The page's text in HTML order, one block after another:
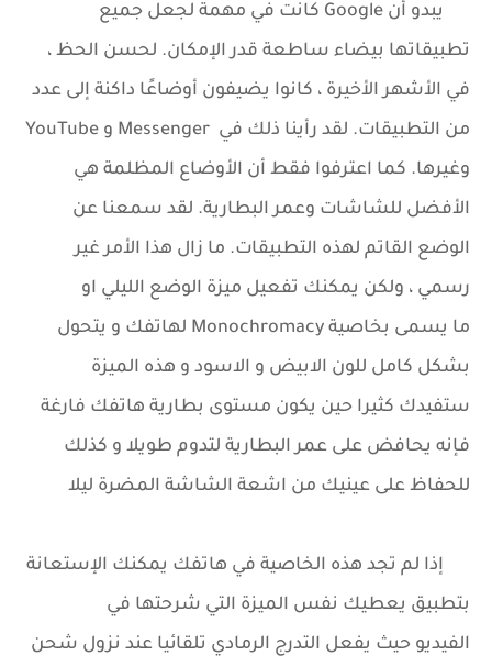
يبدو أن Google كانت في مهمة لجعل جميع
تطبيقاتها بيضاء ساطعة قدر الإمكان. لحسن الحظ ،
في الأشهر الأخيرة ، كانوا يضيفون أوضاعًا داكنة إلى عدد
من التطبيقات. لقد رأينا ذلك في Messenger و YouTube
وغيرها. كما اعترفوا فقط أن الأوضاع المظلمة هي
الأفضل للشاشات وعمر البطارية. لقد سمعنا عن
الوضع القاتم لهذه التطبيقات. ما زال هذا الأمر غير
رسمي ، ولكن يمكنك تفعيل ميزة الوضع الليلي او
ما يسمى بخاصية Monochromacy لهاتفك و يتحول
بشكل كامل للون الابيض و الاسود و هذه الميزة
ستفيدك كثيرا حين يكون مستوى بطارية هاتفك فارغة
فإنه يحافض على عمر البطارية لتدوم طويلا و كذلك
للحفاظ على عينيك من اشعة الشاشة المضرة ليلا
إذا لم تجد هذه الخاصية في هاتفك يمكنك الإستعانة
بتطبيق يعطيك نفس الميزة التي شرحتها في
الفيديو حيث يفعل التدرج الرمادي تلقائيا عند نزول شحن